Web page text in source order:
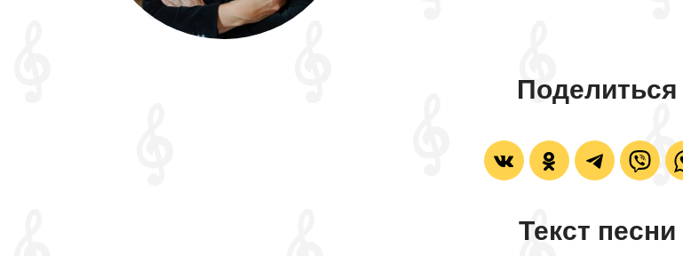
Поделиться
Текст песни